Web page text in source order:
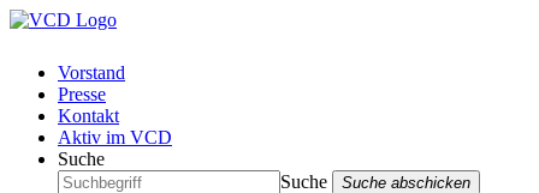
Vorstand
Presse
Kontakt
Aktiv im VCD
Suche
Suche
Suche abschicken